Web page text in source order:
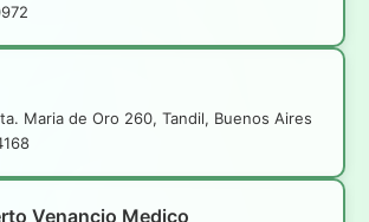
Maria de Oro 260, Tandil, Buenos Aires
Venancio Medico